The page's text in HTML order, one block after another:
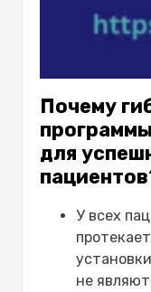
Почему
для
У всех
не